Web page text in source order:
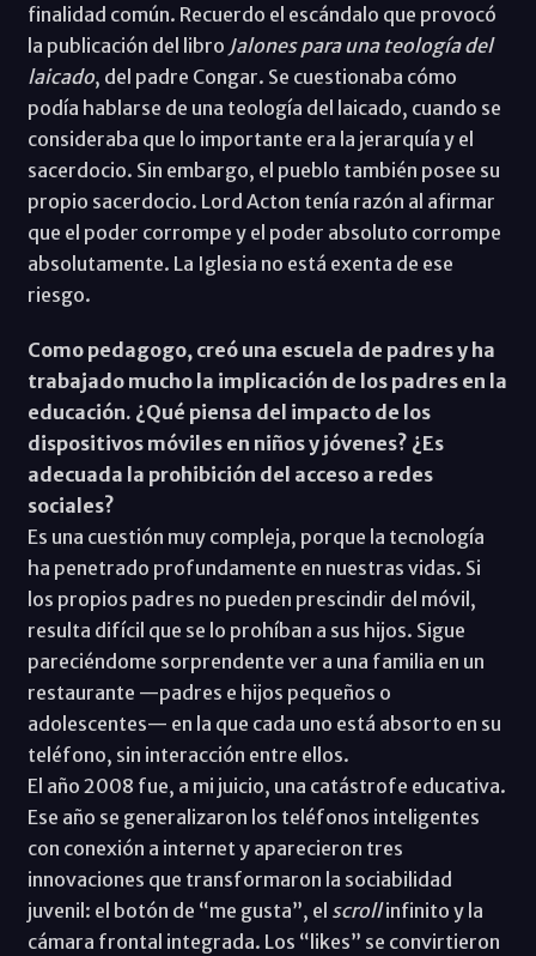
finalidad común. Recuerdo el escándalo que provocó
la publicación del libro Jalones para una teología del
laicado, del padre Congar. Se cuestionaba cómo
podía hablarse de una teología del laicado, cuando se
consideraba que lo importante era la jerarquía y el
sacerdocio. Sin embargo, el pueblo también posee su
propio sacerdocio. Lord Acton tenía razón al afirmar
que el poder corrompe y el poder absoluto corrompe
absolutamente. La Iglesia no está exenta de ese
riesgo.
Como pedagogo, creó una escuela de padres y ha
trabajado mucho la implicación de los padres en la
educación. ¿Qué piensa del impacto de los
dispositivos móviles en niños y jóvenes? ¿Es
adecuada la prohibición del acceso a redes
sociales?
Es una cuestión muy compleja, porque la tecnología
ha penetrado profundamente en nuestras vidas. Si
los propios padres no pueden prescindir del móvil,
resulta difícil que se lo prohíban a sus hijos. Sigue
pareciéndome sorprendente ver a una familia en un
restaurante —padres e hijos pequeños o
adolescentes— en la que cada uno está absorto en su
teléfono, sin interacción entre ellos.
El año 2008 fue, a mi juicio, una catástrofe educativa.
Ese año se generalizaron los teléfonos inteligentes
con conexión a internet y aparecieron tres
innovaciones que transformaron la sociabilidad
juvenil: el botón de “me gusta”, el scrollinfinito y la
cámara frontal integrada. Los “likes” se convirtieron